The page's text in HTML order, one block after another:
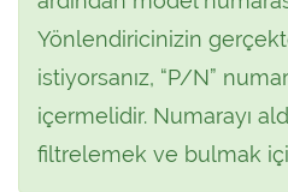
Yönlendiricinizin
istiyorsanız, “P/N”
içermelidir. Numarayı
filtrelemek ve bulmak